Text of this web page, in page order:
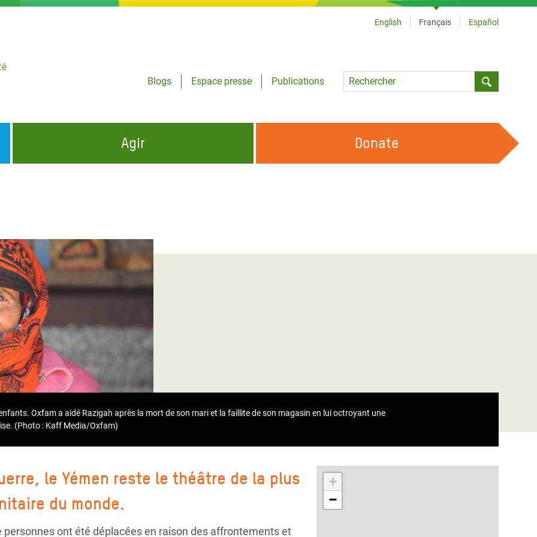
Blogs
Espace presse
Publications
Language
English Français Español
Gaza
et
en Afrique de
Yémen
Réfugiés Rohingyas
du Sud
Syrie
Agir Donate
Oxfam a aidé Razigah après la mort de son mari et la faillite de son magasin en lui octroyant une
(Photo : Kaff Media/Oxfam)
+
−
le Yémen reste le théâtre de la plus
du monde.
personnes ont été déplacées en raison des affrontements et